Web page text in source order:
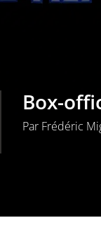
Box-
Par Frédéric